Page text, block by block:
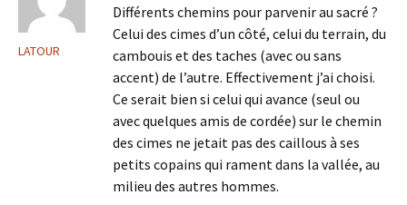
LATOUR
Différents chemins pour parvenir au sacré ?
Celui des cimes d’un côté, celui du terrain, du
cambouis et des taches (avec ou sans
accent) de l’autre. Effectivement j’ai choisi.
Ce serait bien si celui qui avance (seul ou
avec quelques amis de cordée) sur le chemin
des cimes ne jetait pas des caillous à ses
petits copains qui rament dans la vallée, au
milieu des autres hommes.